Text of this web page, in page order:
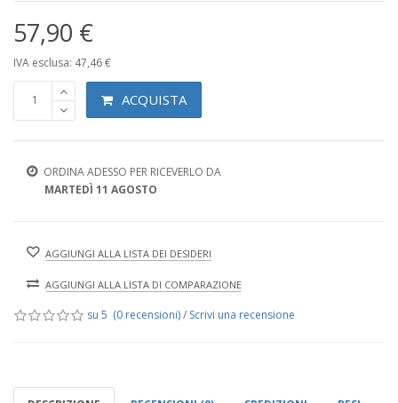
57,90 €
IVA esclusa: 47,46 €
ACQUISTA
ORDINA ADESSO PER RICEVERLO DA
MARTEDÌ 11 AGOSTO
AGGIUNGI ALLA LISTA DEI DESIDERI
AGGIUNGI ALLA LISTA DI COMPARAZIONE
su 5 (0 recensioni)/ Scrivi una recensione